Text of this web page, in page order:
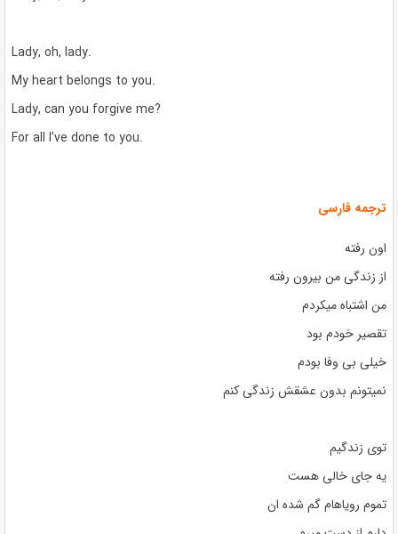
Lady, oh, lady.
My heart belongs to you.
Lady, can you forgive me?
For all I’ve done to you.
ترجمه فارسی
اون رفته
از زندگی من بیرون رفته
من اشتباه میکردم
تقصیر خودم بود
خیلی بی وفا بودم
نمیتونم بدون عشقش زندگی کنم
توی زندگیم
یه جای خالی هست
تموم رویاهام گم شده ان